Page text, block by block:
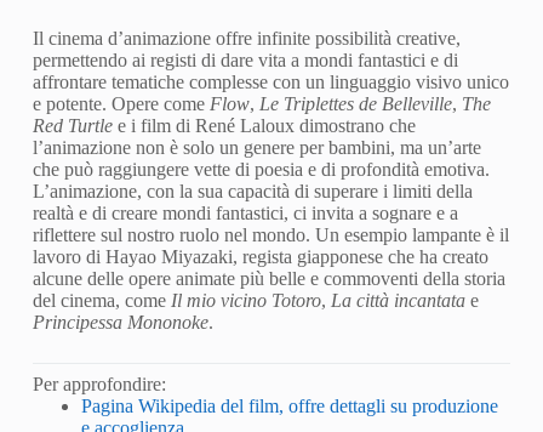
Il cinema d’animazione offre infinite possibilità creative,
permettendo ai registi di dare vita a mondi fantastici e di
affrontare tematiche complesse con un linguaggio visivo unico
e potente. Opere come Flow, Le Triplettes de Belleville, The
Red Turtlee i film di René Laloux dimostrano che
l’animazione non è solo un genere per bambini, ma un’arte
che può raggiungere vette di poesia e di profondità emotiva.
L’animazione, con la sua capacità di superare i limiti della
realtà e di creare mondi fantastici, ci invita a sognare e a
riflettere sul nostro ruolo nel mondo. Un esempio lampante è il
lavoro di Hayao Miyazaki, regista giapponese che ha creato
alcune delle opere animate più belle e commoventi della storia
del cinema, come Il mio vicino Totoro, La città incantatae
Principessa Mononoke.
Per approfondire:
Pagina Wikipedia del film, offre dettagli su produzione